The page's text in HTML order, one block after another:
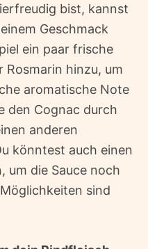
bist, kannst
Geschmack
ein paar frische
Rosmarin hinzu, um
aromatische Note
den Cognac durch
anderen
könntest auch einen
um die Sauce noch
sind